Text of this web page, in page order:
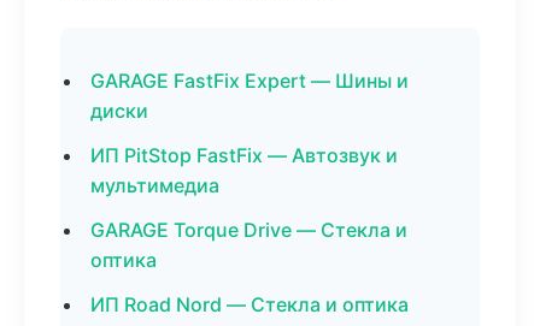
GARAGE FastFix Expert — Шины и
диски
ИП PitStop FastFix — Автозвук и
мультимедиа
GARAGE Torque Drive — Стекла и
оптика
ИП Road Nord — Стекла и оптика